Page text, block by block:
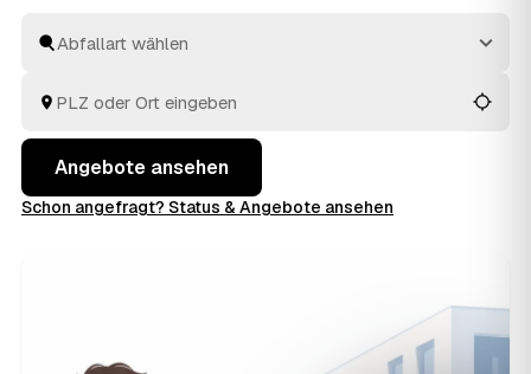
holt ihn nach dem Befüllen wieder ab und entsorgt alles
am Ende selbst.
Angebote ansehen
Schon angefragt? Status & Angebote ansehen